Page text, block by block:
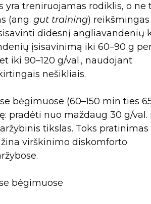
yra treniruojamas rodiklis, o ne
(ang. gut training) reikšmingas
didesnį angliavandenių
įsisavinimą iki 60–90 g
iki 90–120 g/val., naudojant
nešikliais.
bėgimuose (60–150 min ties
pradėti nuo maždaug 30 g/val.
tikslas. Toks pratinimas
virškinimo diskomforto
bėgimuose